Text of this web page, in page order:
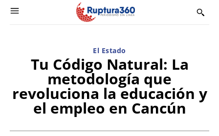
El Estado
Tu Código Natural: La
metodología que
revoluciona la educación y
el empleo en Cancún